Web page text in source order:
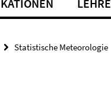
LEHRE
Statistische Meteorologie